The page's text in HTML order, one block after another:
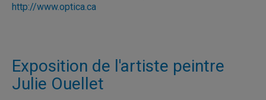
http://www.optica.ca
Exposition de l'artiste peintre
Julie Ouellet